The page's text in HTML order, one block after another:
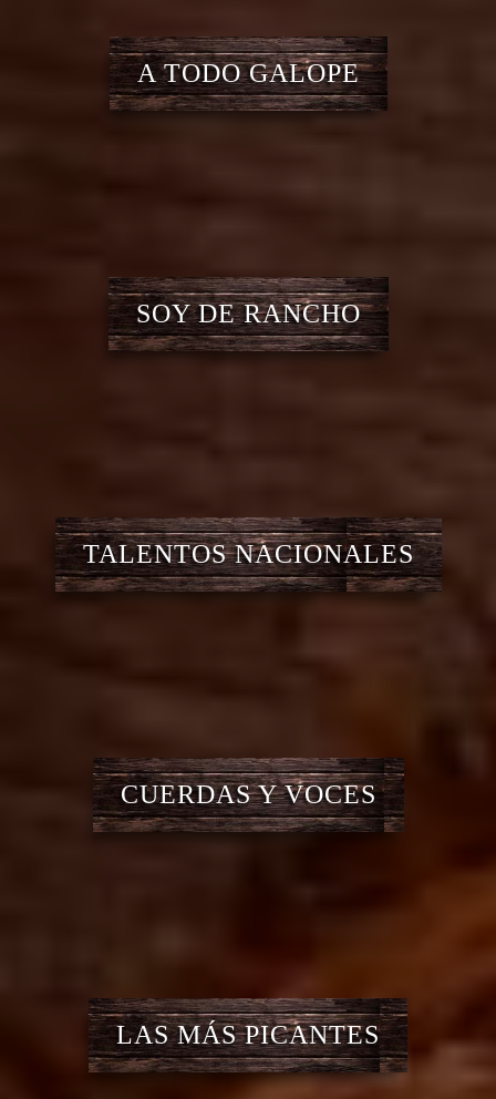
A TODO GALOPE
SOY DE RANCHO
TALENTOS NACIONALES
CUERDAS Y VOCES
LAS MÁS PICANTES